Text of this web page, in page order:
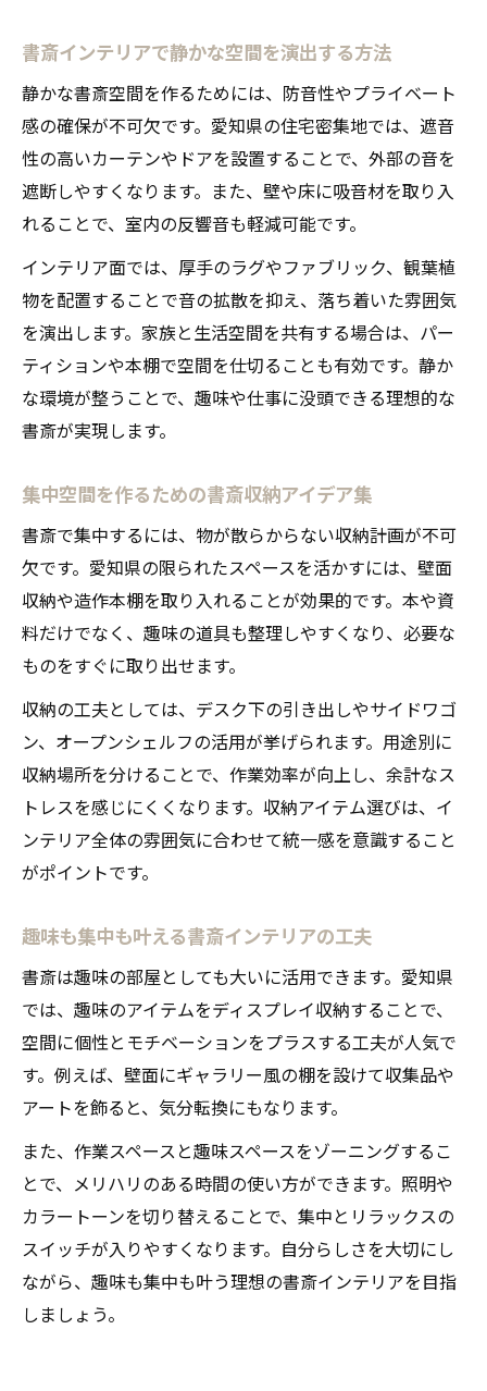
書斎インテリアで静かな空間を演出する方法
静かな書斎空間を作るためには、防音性やプライベート
感の確保が不可欠です。愛知県の住宅密集地では、遮音
性の高いカーテンやドアを設置することで、外部の音を
遮断しやすくなります。また、壁や床に吸音材を取り入
れることで、室内の反響音も軽減可能です。
インテリア面では、厚手のラグやファブリック、観葉植
物を配置することで音の拡散を抑え、落ち着いた雰囲気
を演出します。家族と生活空間を共有する場合は、パー
ティションや本棚で空間を仕切ることも有効です。静か
な環境が整うことで、趣味や仕事に没頭できる理想的な
書斎が実現します。
集中空間を作るための書斎収納アイデア集
書斎で集中するには、物が散らからない収納計画が不可
欠です。愛知県の限られたスペースを活かすには、壁面
収納や造作本棚を取り入れることが効果的です。本や資
料だけでなく、趣味の道具も整理しやすくなり、必要な
ものをすぐに取り出せます。
収納の工夫としては、デスク下の引き出しやサイドワゴ
ン、オープンシェルフの活用が挙げられます。用途別に
収納場所を分けることで、作業効率が向上し、余計なス
トレスを感じにくくなります。収納アイテム選びは、イ
ンテリア全体の雰囲気に合わせて統一感を意識すること
がポイントです。
趣味も集中も叶える書斎インテリアの工夫
書斎は趣味の部屋としても大いに活用できます。愛知県
では、趣味のアイテムをディスプレイ収納することで、
空間に個性とモチベーションをプラスする工夫が人気で
す。例えば、壁面にギャラリー風の棚を設けて収集品や
アートを飾ると、気分転換にもなります。
また、作業スペースと趣味スペースをゾーニングするこ
とで、メリハリのある時間の使い方ができます。照明や
カラートーンを切り替えることで、集中とリラックスの
スイッチが入りやすくなります。自分らしさを大切にし
ながら、趣味も集中も叶う理想の書斎インテリアを目指
しましょう。